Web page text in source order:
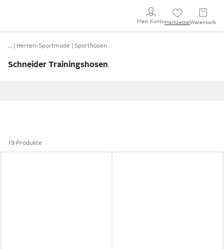
Mein KontoMerkzettel Warenkorb
… Herren-Sportmode Sporthosen
Schneider Trainingshosen
19 Produkte